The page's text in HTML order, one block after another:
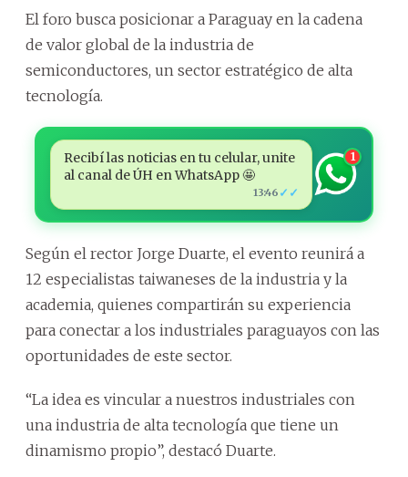
El foro busca posicionar a Paraguay en la cadena
de valor global de la industria de
semiconductores, un sector estratégico de alta
tecnología.
Recibí las noticias en tu celular, unite
al canal de ÚH en WhatsApp 🤩
13:46 ✓✓
1
Según el rector Jorge Duarte, el evento reunirá a
12 especialistas taiwaneses de la industria y la
academia, quienes compartirán su experiencia
para conectar a los industriales paraguayos con las
oportunidades de este sector.
“La idea es vincular a nuestros industriales con
una industria de alta tecnología que tiene un
dinamismo propio”, destacó Duarte.